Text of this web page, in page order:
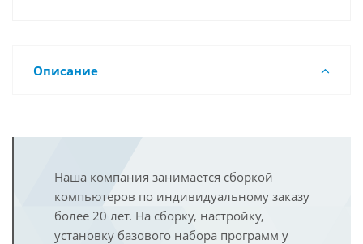
Описание
Наша компания занимается сборкой
компьютеров по индивидуальному заказу
более 20 лет. На сборку, настройку,
установку базового набора программ у